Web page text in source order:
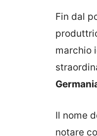
Fin dal
marchio
Il nome
notare